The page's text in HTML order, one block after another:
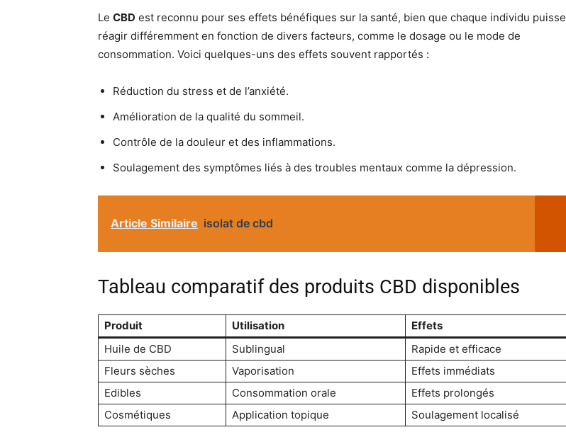
Le CBD est reconnu pour ses effets bénéfiques sur la santé, bien que chaque individu puisse
réagir différemment en fonction de divers facteurs, comme le dosage ou le mode de
consommation. Voici quelques-uns des effets souvent rapportés :
Réduction du stress et de l’anxiété.
Amélioration de la qualité du sommeil.
Contrôle de la douleur et des inflammations.
Soulagement des symptômes liés à des troubles mentaux comme la dépression.
Article Similaire isolat de cbd
Tableau comparatif des produits CBD disponibles
Produit Utilisation
Effets
Huile de CBD
Sublingual
Rapide et efficace
Fleurs sèches
Vaporisation
Effets immédiats
Edibles
Consommation orale
Effets prolongés
Cosmétiques
Application topique Soulagement localisé